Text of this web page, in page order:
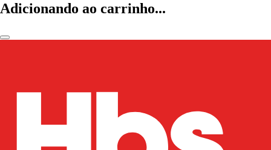
Adicionando ao carrinho...